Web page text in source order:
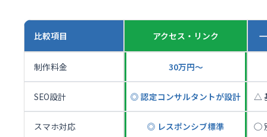
比較項目 アクセス・リンク
制作料金 30万円〜
SEO設計 ◎ 認定コンサルタントが設計 △
スマホ対応 ◎ レスポンシブ標準 ◯